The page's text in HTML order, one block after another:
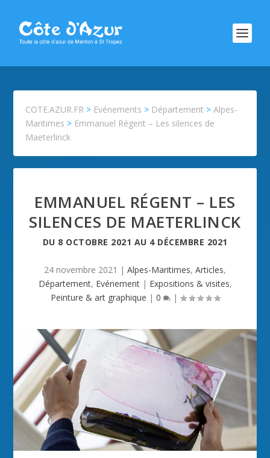
COTE.AZUR.FR > Evénements > Département >Alpes-
Maritimes > Emmanuel Régent – Les silences de
Maeterlinck
EMMANUEL RÉGENT – LES
SILENCES DE MAETERLINCK
DU 8 OCTOBRE 2021 AU 4 DÉCEMBRE 2021
24 novembre 2021 | Alpes-Maritimes, Articles,
Département, Evénement| Expositions & visites,
Peinture & art graphique | 0 |